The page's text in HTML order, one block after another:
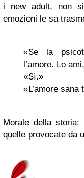
i new adult, non
emozioni le sa
«Se la
l’amore. Lo
«Sì.»
«L’amore
Morale della storia:
quelle provocate da